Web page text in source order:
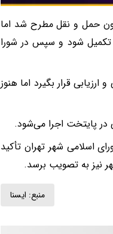
حمل و نقل مطرح شد اما
تکمیل شود و سپس در شورا
قرار بگیرد اما هنوز
پایتخت اجرا می‌شود.
اسلامی شهر تهران تأکید
نیز به تصویب برسد.
منبع: ايسنا